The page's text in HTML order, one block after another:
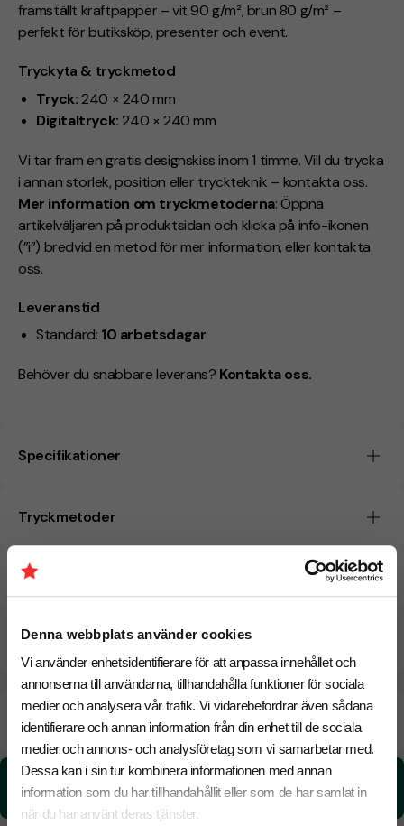
Denna webbplats använder cookies
Vi använder enhetsidentifierare för att anpassa innehållet och
annonserna till användarna, tillhandahålla funktioner för sociala
medier och analysera vår trafik. Vi vidarebefordrar även sådana
identifierare och annan information från din enhet till de sociala
medier och annons- och analysföretag som vi samarbetar med.
Dessa kan i sin tur kombinera informationen med annan
information som du har tillhandahållit eller som de har samlat in
när du har använt deras tjänster.
framställt kraftpapper – vit 90 g/m², brun 80 g/m² –
perfekt för butiksköp, presenter och event.
Tryckyta & tryckmetod
Tryck:240 × 240 mm
Digitaltryck:240 × 240 mm
Vi tar fram en gratis designskiss inom 1 timme. Vill du trycka
i annan storlek, position eller tryckteknik – kontakta oss.
Mer information om tryckmetoderna: Öppna
artikelväljaren på produktsidan och klicka på info-ikonen
(”i”) bredvid en metod för mer information, eller kontakta
oss.
Leveranstid
Standard: 10 arbetsdagar
Behöver du snabbare leverans? Kontakta oss.
Specifikationer
Tryckmetoder
Pristabell
CO₂e -avtryck
24 Augusti Beräknad leveranstid: 10 arbetsdagar
Snabbare leverans? Kontakta oss.
CO₂e -avtryck:
0,0145284634280791 kg CO₂e / per styck